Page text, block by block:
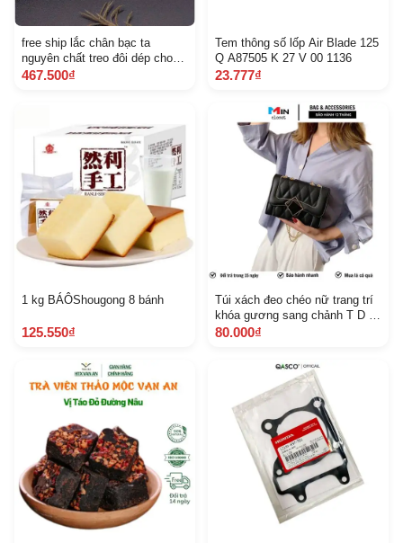
free ship lắc chân bạc ta
nguyên chất treo đôi dép cho
nữ
467.500₫
Tem thông số lốp Air Blade 125
Q A87505 K 27 V 00 1136
23.777₫
1 kg BÁÔShougong 8 bánh
125.550₫
Túi xách đeo chéo nữ trang trí
khóa gương sang chảnh T D 15
Vừa Điện Thoại
80.000₫